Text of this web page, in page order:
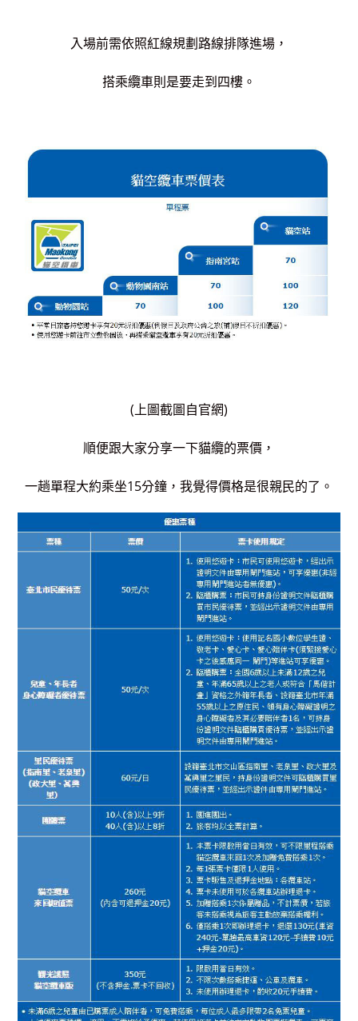
入場前需依照紅線規劃路線排隊進場，
搭乘纜車則是要走到四樓。
(上圖截圖自官網)
順便跟大家分享一下貓纜的票價，
一趟單程大約乘坐15分鐘，我覺得價格是很親民的了。